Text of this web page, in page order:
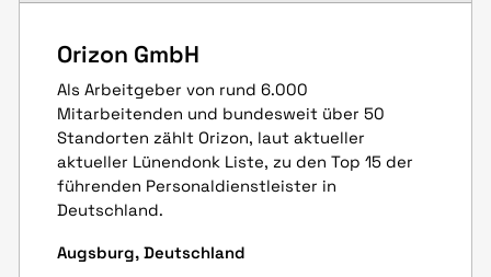
Orizon GmbH
Als Arbeitgeber von rund 6.000
Mitarbeitenden und bundesweit über 50
Standorten zählt Orizon, laut aktueller
aktueller Lünendonk Liste, zu den Top 15 der
führenden Personaldienstleister in
Deutschland.
Augsburg, Deutschland